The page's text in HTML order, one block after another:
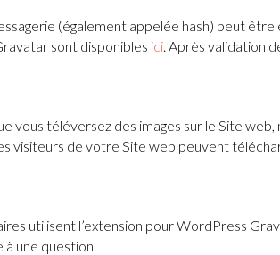
(également appelée hash) peut
sont disponibles ici. Après validation
vous téléversez des images sur le Site
visiteurs de votre Site web peuvent
utilisent l’extension pour WordPress
une question.